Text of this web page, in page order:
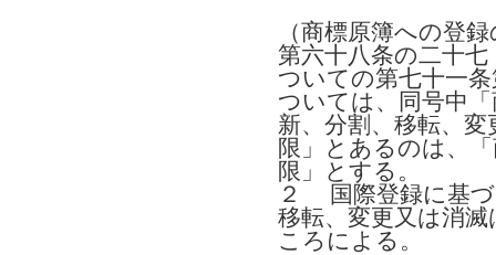
（商標原簿への登
第六十八条の二十
ついての第七十一
ついては、同号中
新、分割、移転、
限」とあるのは、
限」とする。
２ 国際登録に基づ
移転、変更又は消
ころによる。